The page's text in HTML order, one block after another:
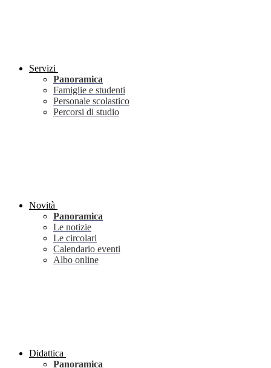
Servizi
Panoramica
Famiglie e studenti
Personale scolastico
Percorsi di studio
Novità
Panoramica
Le notizie
Le circolari
Calendario eventi
Albo online
Didattica
Panoramica